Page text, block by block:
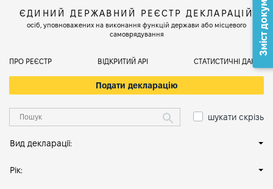
ЄДИНИЙ ДЕРЖАВНИЙ РЕЄСТР ДЕКЛАРАЦІЙ
осіб, уповноважених на виконання функцій держави або місцевого
самоврядування
ПРО РЕЄСТР ВІДКРИТИЙ АРІ СТАТИСТИЧНІ ДАНІ
Подати декларацію
шукати скрізь
Вид декларації:
Рік:
Зміст документа